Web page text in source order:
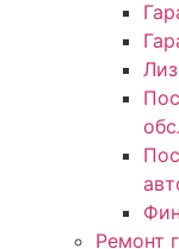
Ремонт